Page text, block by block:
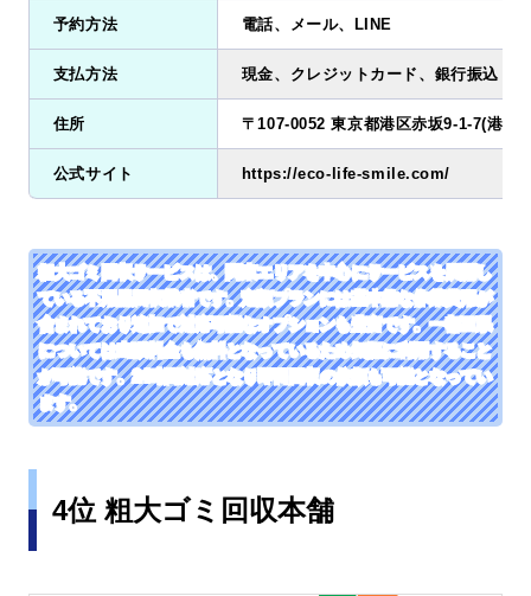
予約方法 電話、メール、LINE
支払方法 現金、クレジットカード、銀行振込
住所 〒107-0052 東京都港区赤坂9-1-7(港区
公式サイト https://eco-life-smile.com/
粗大ゴミ回収サービスは、関東エリアを中心にサービスを展開し
ている不用品回収業者です。定額プランには基本的な作業費用が
含まれており追加で対応可能なオプションも豊富です。一都三県
については出張料金も無料となっているため気軽に利用すること
が可能です。24時間対応となり即日回収の依頼も可能となってい
ます。
4位 粗大ゴミ回収本舗